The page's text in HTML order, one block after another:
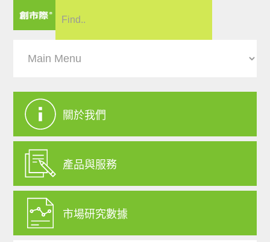
關於我們
產品與服務
市場研究數據